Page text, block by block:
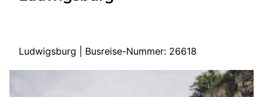
Ludwigsburg | Busreise-Nummer: 26618